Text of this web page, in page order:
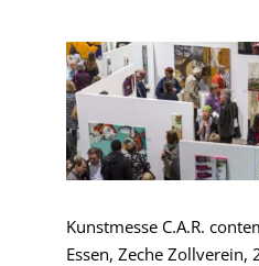
Kunstmesse C.A.R.
Essen, Zeche Zollverein,